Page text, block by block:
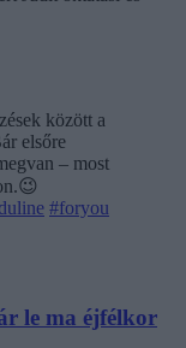
között a
elsőre
– most
#foryou
le ma éjfélkor